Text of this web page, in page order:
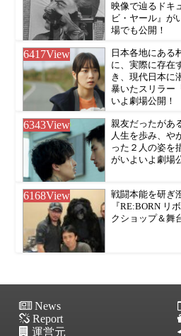
映像で辿るドキ
ビ・ヤール』が
場でも公開！
6417View
日本各地にある
に、実際に存在
き、現代日本に
暴いたスリラー
いよ劇場公開！
6343View
親友だったがあ
人生を歩み、や
った２人の姿を
がいよいよ劇場
6168View
戦闘本能を研ぎ
『RE:BORN リ
クショップ＆舞
News
Report
運営元